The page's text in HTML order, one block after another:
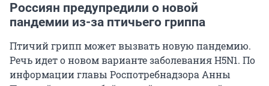
Россиян предупредили о новой
пандемии из-за птичьего гриппа
Птичий грипп может вызвать новую пандемию.
Речь идет о новом варианте заболевания H5N1. По
информации главы Роспотребнадзора Анны